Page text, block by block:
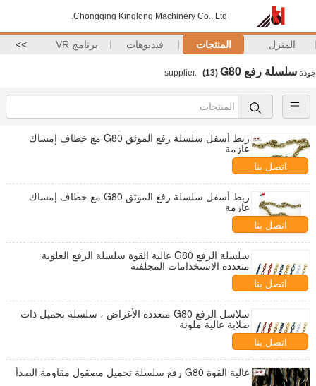
Chongqing Kinglong Machinery Co., Ltd.
المنزل المنتجات فيديوهات برنامج VR >>
جودة سلسلة رفع G80 (13)
ربط أسفل سلسلة رفع الموثق G80 مع خطاف إمساك
عازمة
اتصل بنا
ربط أسفل سلسلة رفع الموثق G80 مع خطاف إمساك
عازمة
اتصل بنا
سلسلة الرفع G80 عالية القوة سلسلة الرفع العلوية
متعددة الاستخدامات المجلفنة
اتصل بنا
سلاسل الرفع G80 متعددة الأغراض ، سلسلة تحميل ذات
صلابة عالية ملونة
اتصل بنا
عالية القوة G80 رفع سلسلة تحميل مصقول مقاومة الصدأ